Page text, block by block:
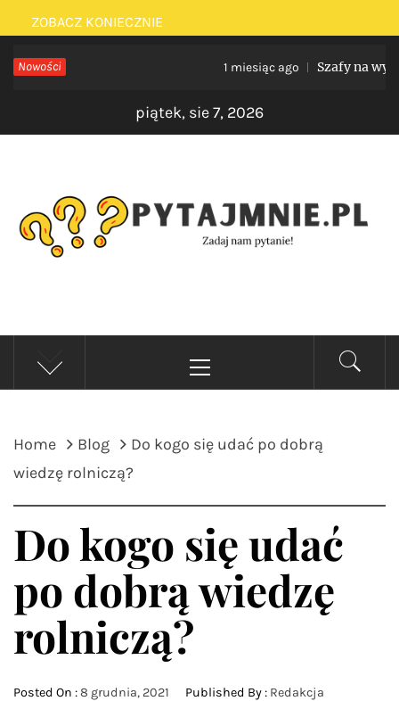
Skip
to
content
ZOBACZ KONIECZNIE
Nowości 1 miesiąc ago Szafy na wymiar
piątek, sie 7, 2026
PYTAJMNIE.PL
Zadaj nam pytanie!
Menu
Home Blog
Do kogo się udać po dobrą
wiedzę rolniczą?
Do kogo się udać
po dobrą wiedzę
rolniczą?
Posted On :8 grudnia, 2021 Published By : Redakcja